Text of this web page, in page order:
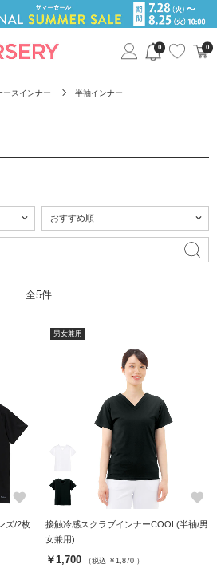
0 0
ースインナー 半袖インナー
全5件
favorite
ズ/2枚
男女兼用
favorite
接触冷感スクラブインナーCOOL(半袖/男
女兼用)
￥1,700 （税込 ￥1,870 ）